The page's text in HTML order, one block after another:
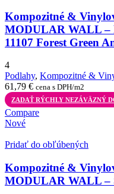
Kompozitné &
MODULAR WALL –
11107 Forest Green
4
Podlahy, Kompozitné &
61,79 € cena s DPH/m2
ZADAŤ RÝCHLY NEZÁVÄZNÝ
Compare
Nové
Pridať do obľúbených
Kompozitné &
MODULAR WALL –